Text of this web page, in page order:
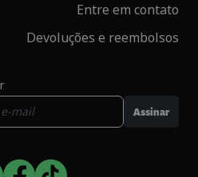
Entre em contato
Devoluções e reembolsos
Assinar